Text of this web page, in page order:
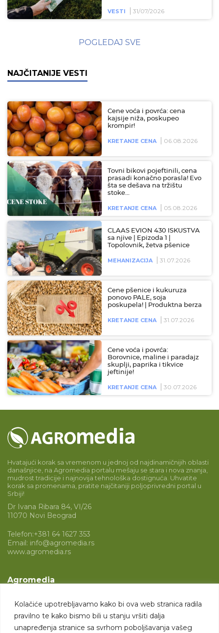
Kolačiće upotrebljavamo kako bi ova web stranica radila
pravilno te kako bismo bili u stanju vršiti dalja
unapređenja stranice sa svrhom poboljšavanja vašeg
VESTI 31/07/2026
POGLEDAJ SVE
NAJČITANIJE VESTI
Cene voća i povrća: cena
kajsije niža, poskupeo
krompir!
KRETANJE CENA 06.08.2026
Tovni bikovi pojeftinili, cena
prasadi konačno porasla! Evo
šta se dešava na tržištu
stoke…
KRETANJE CENA 05.08.2026
CLAAS EVION 430 ISKUSTVA
sa njive | Epizoda 1 |
Topolovnik, žetva pšenice
MEHANIZACIJA 31.07.2026
Cene pšenice i kukuruza
ponovo PALE, soja
poskupela! | Produktna berza
KRETANJE CENA 31.07.2026
Cene voća i povrća:
Borovnice, maline i paradajz
skuplji, paprika i tikvice
jeftinije!
KRETANJE CENA 30.07.2026
Hvatajući korak sa vremenom u jednoj od najdinamičnijih oblasti
današnjice, na Agromedia portalu mešaju se stara i nova znanja,
mudrost tradicije i najnovija tehnološka dostignuća. Uhvatite
korak sa promenama, pratite najčitaniji poljoprivredni portal u
Srbiji!
Dr Ivana Ribara 84, VI/26
11070 Novi Beograd
Telefon:+381 64 1627 353
Email: info@agromedia.rs
www.agromedia.rs
Agromedia
Svet poljoprivrede
Marketing usluge